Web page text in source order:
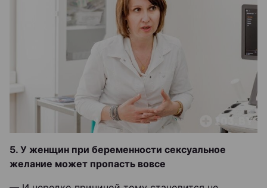
5. У женщин при беременности сексуальное
желание может пропасть вовсе